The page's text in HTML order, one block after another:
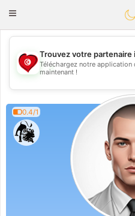
Toggle
💖
💕
Trouvez votre partenaire
Téléchargez notre application
maintenant !
0.4/1